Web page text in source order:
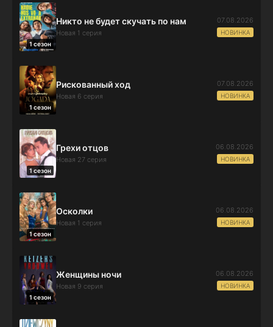
1 сезон
Никто не будет скучать по нам
Новая 1 серия
07.08.2026
НОВИНКА
1 сезон
Рискованный ход
Новая 6 серия
07.08.2026
НОВИНКА
1 сезон
Грехи отцов
Новая 27 серия
06.08.2026
НОВИНКА
1 сезон
Осколки
Новая 1 серия
06.08.2026
НОВИНКА
1 сезон
Женщины ночи
Новая 9 серия
06.08.2026
НОВИНКА